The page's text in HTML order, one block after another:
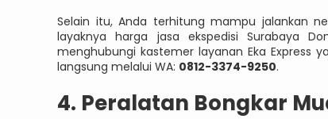
Selain itu, Anda terhitung mampu jalankan
layaknya harga jasa ekspedisi Surabaya
menghubungi kastemer layanan Eka Express
langsung melalui WA: 0812-3374-9250.
4. Peralatan Bongkar